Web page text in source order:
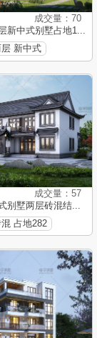
成交量：70
新中式别墅占地1...
新中式
成交量：57
别墅两层砖混结...
占地282